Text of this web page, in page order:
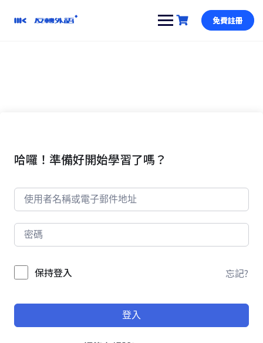
免費註冊
哈囉！準備好開始學習了嗎？
保持登入 忘記?
登入